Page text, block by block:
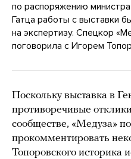
по распоряжению
Гатца работы с выставки
на экспертизу. Спецкор
поговорила с Игорем
Поскольку выставка в
противоречивые
сообществе, «Медуза»
прокомментировать
Топоровского историка